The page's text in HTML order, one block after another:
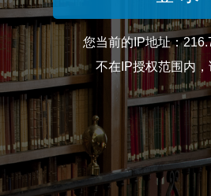
您当前的IP地址：
不在IP授权范围内